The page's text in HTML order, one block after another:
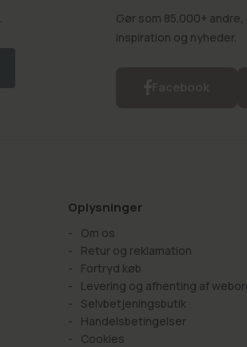
Gør som 85.000+
inspiration og nyheder.
Oplysninger
Om os
Retur og reklamation
Fortryd køb
Levering og afhenting af
Selvbetjeningsbutik
Handelsbetingelser
Cookies